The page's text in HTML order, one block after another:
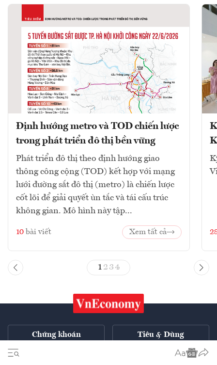
Định hướng metro và TOD chiến lược
trong phát triển đô thị bền vững
Phát triển đô thị theo định hướng giao
thông công cộng (TOD) kết hợp với mạng
lưới đường sắt đô thị (metro) là chiến lược
cốt lõi để giải quyết ùn tắc và tái cấu trúc
không gian. Mô hình này tập...
10 bài viết Xem tất cả
1 23 4
Chứng khoán Tiêu & Dùng